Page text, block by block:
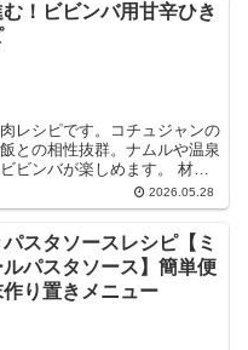
！ビビンバ用甘辛ひき
レシピです。コチュジャンの
との相性抜群。ナムルや温泉
ビンバが楽しめます。 材料
2026.05.28
スタソースレシピ【ミ
パスタソース】簡単便
り置きメニュー